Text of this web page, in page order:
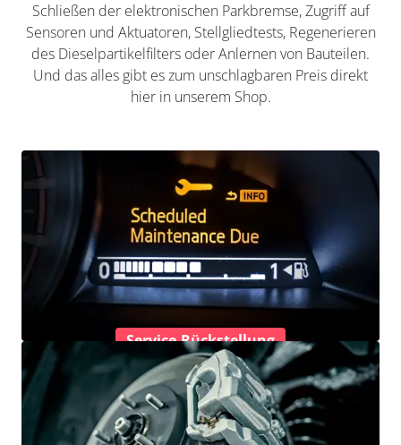
Schließen der elektronischen Parkbremse, Zugriff auf
Sensoren und Aktuatoren, Stellgliedtests, Regenerieren
des Dieselpartikelfilters oder Anlernen von Bauteilen.
Und das alles gibt es zum unschlagbaren Preis direkt
hier in unserem Shop.
Service-Rückstellung